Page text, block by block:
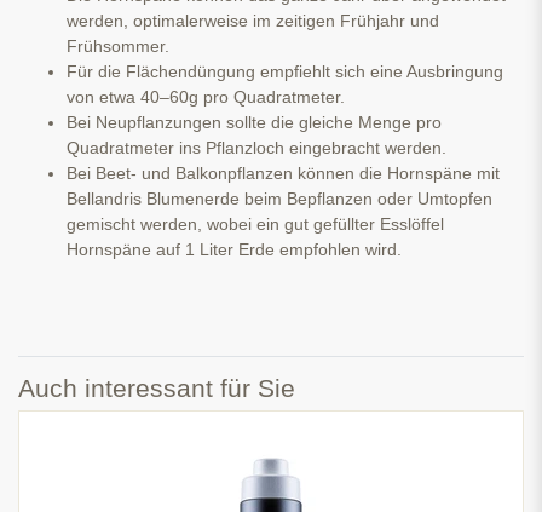
werden, optimalerweise im zeitigen Frühjahr und
Frühsommer.
Für die Flächendüngung empfiehlt sich eine Ausbringung
von etwa 40–60g pro Quadratmeter.
Bei Neupflanzungen sollte die gleiche Menge pro
Quadratmeter ins Pflanzloch eingebracht werden.
Bei Beet- und Balkonpflanzen können die Hornspäne mit
Bellandris Blumenerde beim Bepflanzen oder Umtopfen
gemischt werden, wobei ein gut gefüllter Esslöffel
Hornspäne auf 1 Liter Erde empfohlen wird.
Auch interessant für Sie